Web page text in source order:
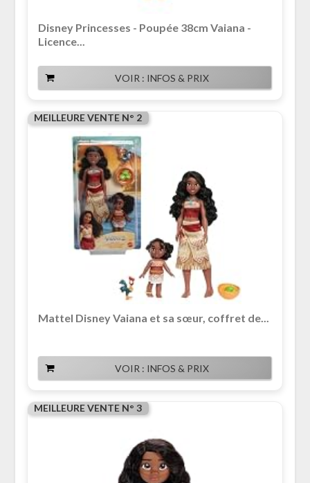
Disney Princesses - Poupée 38cm Vaiana -
Licence...
VOIR : INFOS & PRIX
MEILLEURE VENTE N° 2
Mattel Disney Vaiana et sa sœur, coffret de...
VOIR : INFOS & PRIX
MEILLEURE VENTE N° 3